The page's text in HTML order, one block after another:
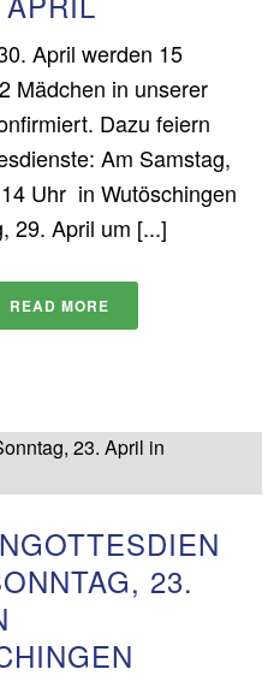
April werden 15
Mädchen in unserer
Dazu feiern
Am Samstag,
Uhr in Wutöschingen
29. April um [...]
READ MORE
23.